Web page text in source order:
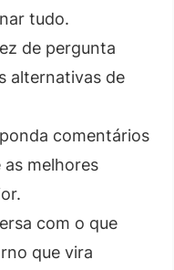
tudo.
de pergunta
alternativas de
comentários
melhores
com o que
que vira